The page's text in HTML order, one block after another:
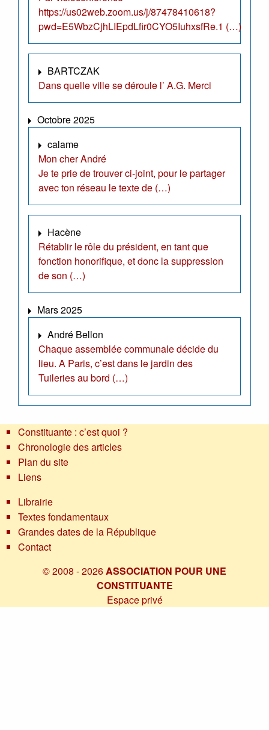
https://us02web.zoom.us/j/87478410618?
pwd=E5WbzCjhLIEpdLfir0CYO5IuhxsfRe.1 (…)
BARTCZAK
Dans quelle ville se déroule l’ A.G. Merci
Octobre 2025
calame
Mon cher André
Je te prie de trouver ci-joint, pour le partager
avec ton réseau le texte de (…)
Hacène
Rétablir le rôle du président, en tant que
fonction honorifique, et donc la suppression
de son (…)
Mars 2025
André Bellon
Chaque assemblée communale décide du
lieu. A Paris, c’est dans le jardin des
Tuileries au bord (…)
Constituante : c’est quoi ?
Chronologie des articles
Plan du site
Liens
Librairie
Textes fondamentaux
Grandes dates de la République
Contact
© 2008 - 2026ASSOCIATION POUR UNE
CONSTITUANTE
Espace privé